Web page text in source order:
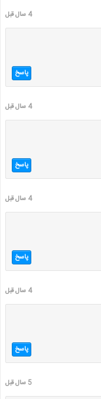
4 سال قبل
پاسخ
4 سال قبل
پاسخ
4 سال قبل
پاسخ
4 سال قبل
پاسخ
5 سال قبل